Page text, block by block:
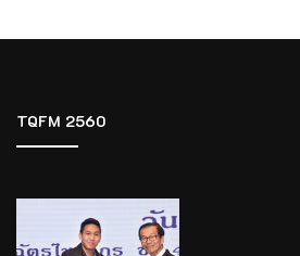
TQFM 2560